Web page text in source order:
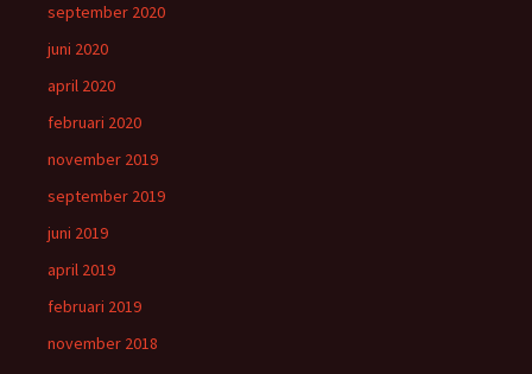
september 2020
juni 2020
april 2020
februari 2020
november 2019
september 2019
juni 2019
april 2019
februari 2019
november 2018